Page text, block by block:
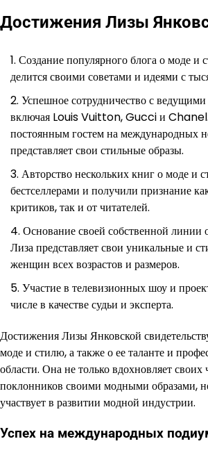
Достижения Лизы
Создание популярного блога о моде и
делится своими советами и идеями с
Успешное сотрудничество с
включая Louis Vuitton, Gucci и Chanel.
постоянным гостем на международных
представляет свои стильные образы.
Авторство нескольких книг о моде и
бестселлерами и получили признание
критиков, так и от читателей.
Основание своей собственной линии
Лиза представляет свои уникальные и
женщин всех возрастов и размеров.
Участие в телевизионных шоу и
числе в качестве судьи и эксперта.
Достижения Лизы Янковской
моде и стилю, а также о ее таланте и
области. Она не только вдохновляет своих
поклонников своими модными образами,
участвует в развитии модной индустрии.
Успех на международных